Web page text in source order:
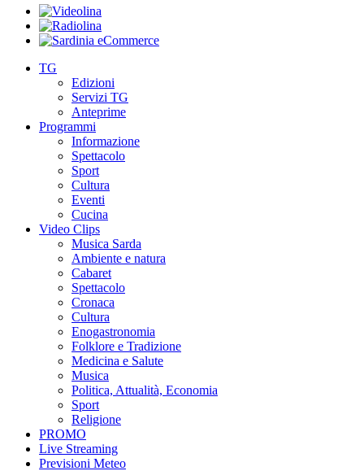
TG
Edizioni
Servizi TG
Anteprime
Programmi
Informazione
Spettacolo
Sport
Cultura
Eventi
Cucina
Video Clips
Musica Sarda
Ambiente e natura
Cabaret
Spettacolo
Cronaca
Cultura
Enogastronomia
Folklore e Tradizione
Medicina e Salute
Musica
Politica, Attualità, Economia
Sport
Religione
PROMO
Live Streaming
Previsioni Meteo